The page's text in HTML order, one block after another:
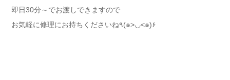
即日30分～でお渡しできますので
お気軽に修理にお持ちくださいね٩(๑>◡<๑)۶